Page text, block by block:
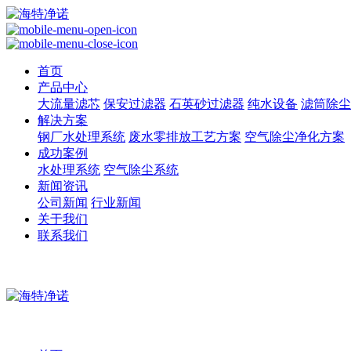
首页
产品中心
大流量滤芯 保安过滤器 石英砂过滤器 纯水设备 滤筒除
解决方案
钢厂水处理系统 废水零排放工艺方案 空气除尘净化方案
成功案例
水处理系统 空气除尘系统
新闻资讯
公司新闻 行业新闻
关于我们
联系我们